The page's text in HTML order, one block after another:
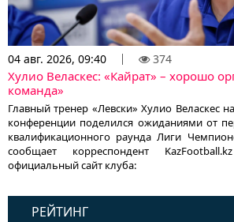
04 авг. 2026, 09:40 374
Хулио Веласкес: «Кайрат» – хорошо
команда»
Главный тренер «Левски» Хулио Веласкес
конференции поделился ожиданиями от
квалификационного раунда Лиги
сообщает корреспондент
официальный сайт клуба:
РЕЙТИНГ